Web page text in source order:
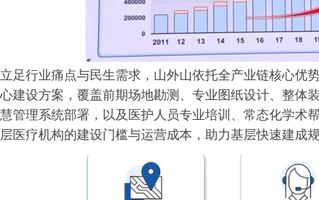
立足行业痛点与民生需求，山外山依托全产业链核心优
心建设方案，覆盖前期场地勘测、专业图纸设计、整体
慧管理系统部署，以及医护人员专业培训、常态化学术
层医疗机构的建设门槛与运营成本，助力基层快速建成